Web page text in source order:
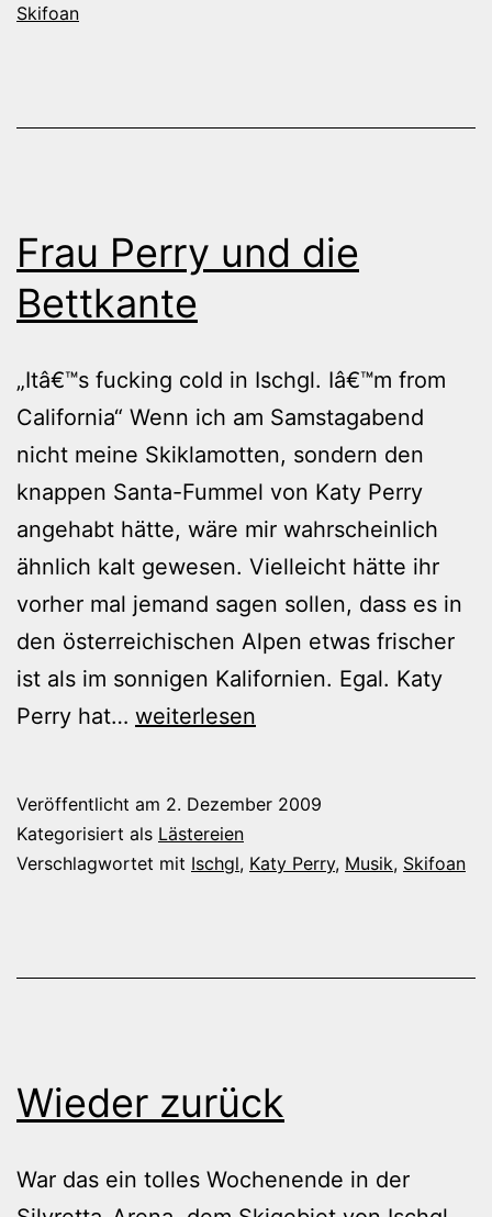
Skifoan
Frau Perry und die
Bettkante
„Itâ€™s fucking cold in Ischgl. Iâ€™m from
California“ Wenn ich am Samstagabend
nicht meine Skiklamotten, sondern den
knappen Santa-Fummel von Katy Perry
angehabt hätte, wäre mir wahrscheinlich
ähnlich kalt gewesen. Vielleicht hätte ihr
vorher mal jemand sagen sollen, dass es in
den österreichischen Alpen etwas frischer
ist als im sonnigen Kalifornien. Egal. Katy
Perry hat… Frau
die
Bettkante
weiterlesen
Veröffentlicht am 2. Dezember 2009
Kategorisiert als Lästereien
Verschlagwortet mit Ischgl, Katy Perry, Musik, Skifoan
Wieder zurück
War das ein tolles Wochenende in der